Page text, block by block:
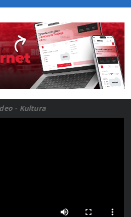
- Kultura